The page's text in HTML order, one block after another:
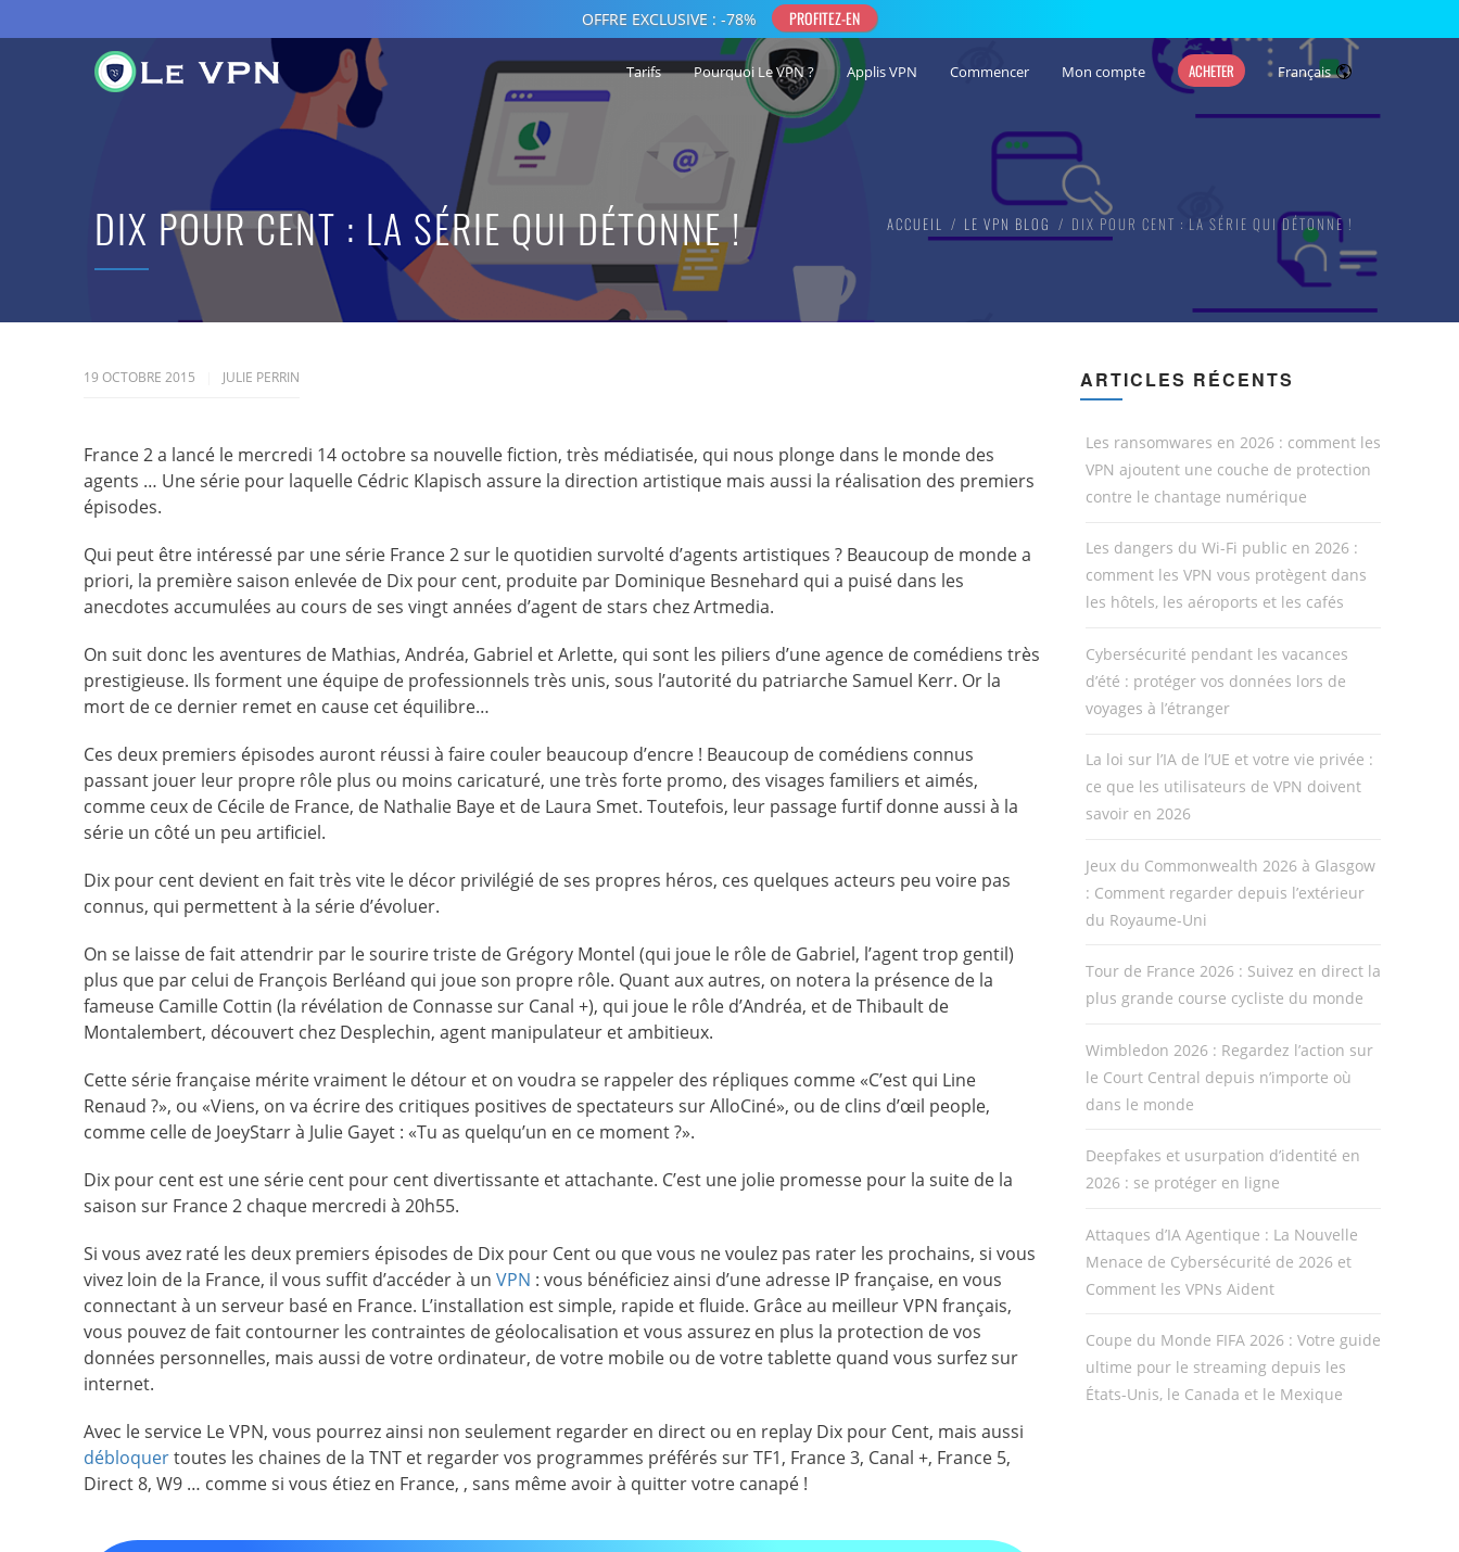
Tarifs Pourquoi Le VPN ? Applis VPN Commencer Mon compte ACHETER Français
DIX POUR CENT : LA SÉRIE QUI DÉTONNE ! ACCUEIL LE VPN BLOG DIX POUR CENT : LA SÉRIE QUI DÉTONNE !
19 OCTOBRE 2015 JULIE PERRIN
France 2 a lancé le mercredi 14 octobre sa nouvelle fiction, très médiatisée, qui nous plonge dans le monde des
agents … Une série pour laquelle Cédric Klapisch assure la direction artistique mais aussi la réalisation des premiers
épisodes.
Qui peut être intéressé par une série France 2 sur le quotidien survolté d’agents artistiques ? Beaucoup de monde a
priori, la première saison enlevée de Dix pour cent, produite par Dominique Besnehard qui a puisé dans les
anecdotes accumulées au cours de ses vingt années d’agent de stars chez Artmedia.
On suit donc les aventures de Mathias, Andréa, Gabriel et Arlette, qui sont les piliers d’une agence de comédiens très
prestigieuse. Ils forment une équipe de professionnels très unis, sous l’autorité du patriarche Samuel Kerr. Or la
mort de ce dernier remet en cause cet équilibre…
Ces deux premiers épisodes auront réussi à faire couler beaucoup d’encre ! Beaucoup de comédiens connus
passant jouer leur propre rôle plus ou moins caricaturé, une très forte promo, des visages familiers et aimés,
comme ceux de Cécile de France, de Nathalie Baye et de Laura Smet. Toutefois, leur passage furtif donne aussi à la
série un côté un peu artificiel.
Dix pour cent devient en fait très vite le décor privilégié de ses propres héros, ces quelques acteurs peu voire pas
connus, qui permettent à la série d’évoluer.
On se laisse de fait attendrir par le sourire triste de Grégory Montel (qui joue le rôle de Gabriel, l’agent trop gentil)
plus que par celui de François Berléand qui joue son propre rôle. Quant aux autres, on notera la présence de la
fameuse Camille Cottin (la révélation de Connasse sur Canal +), qui joue le rôle d’Andréa, et de Thibault de
Montalembert, découvert chez Desplechin, agent manipulateur et ambitieux.
Cette série française mérite vraiment le détour et on voudra se rappeler des répliques comme «C’est qui Line
Renaud ?», ou «Viens, on va écrire des critiques positives de spectateurs sur AlloCiné», ou de clins d’œil people,
comme celle de JoeyStarr à Julie Gayet : «Tu as quelqu’un en ce moment ?».
Dix pour cent est une série cent pour cent divertissante et attachante. C’est une jolie promesse pour la suite de la
saison sur France 2 chaque mercredi à 20h55.
Si vous avez raté les deux premiers épisodes de Dix pour Cent ou que vous ne voulez pas rater les prochains, si vous
vivez loin de la France, il vous suffit d’accéder à un VPN : vous bénéficiez ainsi d’une adresse IP française, en vous
connectant à un serveur basé en France. L’installation est simple, rapide et fluide. Grâce au meilleur VPN français,
vous pouvez de fait contourner les contraintes de géolocalisation et vous assurez en plus la protection de vos
données personnelles, mais aussi de votre ordinateur, de votre mobile ou de votre tablette quand vous surfez sur
internet.
Avec le service Le VPN, vous pourrez ainsi non seulement regarder en direct ou en replay Dix pour Cent, mais aussi
débloquertoutes les chaines de la TNT et regarder vos programmes préférés sur TF1, France 3, Canal +, France 5,
Direct 8, W9 … comme si vous étiez en France, , sans même avoir à quitter votre canapé !
ARTICLES RÉCENTS
Les ransomwares en 2026 : comment les
VPN ajoutent une couche de protection
contre le chantage numérique
Les dangers du Wi-Fi public en 2026 :
comment les VPN vous protègent dans
les hôtels, les aéroports et les cafés
Cybersécurité pendant les vacances
d’été : protéger vos données lors de
voyages à l’étranger
La loi sur l’IA de l’UE et votre vie privée :
ce que les utilisateurs de VPN doivent
savoir en 2026
Jeux du Commonwealth 2026 à Glasgow
: Comment regarder depuis l’extérieur
du Royaume-Uni
Tour de France 2026 : Suivez en direct la
plus grande course cycliste du monde
Wimbledon 2026 : Regardez l’action sur
le Court Central depuis n’importe où
dans le monde
Deepfakes et usurpation d’identité en
2026 : se protéger en ligne
Attaques d’IA Agentique : La Nouvelle
Menace de Cybersécurité de 2026 et
Comment les VPNs Aident
Coupe du Monde FIFA 2026 : Votre guide
ultime pour le streaming depuis les
États-Unis, le Canada et le Mexique